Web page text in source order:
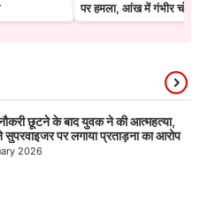
पर हमला, आंख में गंभीर चोट
छूटने के बाद युवक ने की आत्महत्या,
सुपरवाइजर पर लगाया प्रताड़ना का आरोप
2026